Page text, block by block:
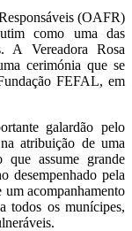
(OAFR)
como uma das
A Vereadora Rosa
cerimónia que se
FEFAL, em
galardão pelo
atribuição de uma
assume grande
desempenhado pela
um acompanhamento
todos os munícipes,